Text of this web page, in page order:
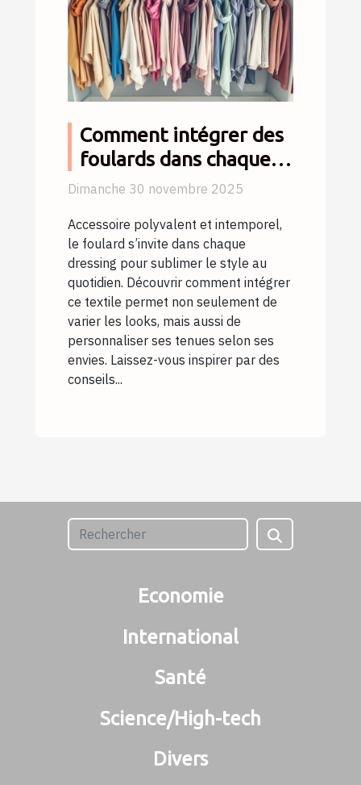
Comment intégrer des
foulards dans chaque
tenue de votre garde-
Dimanche 30 novembre 2025
Accessoire polyvalent et intemporel,
le foulard s’invite dans chaque
dressing pour sublimer le style au
quotidien. Découvrir comment intégrer
ce textile permet non seulement de
varier les looks, mais aussi de
personnaliser ses tenues selon ses
envies. Laissez-vous inspirer par des
conseils...
Economie
International
Santé
Science/High-tech
Divers